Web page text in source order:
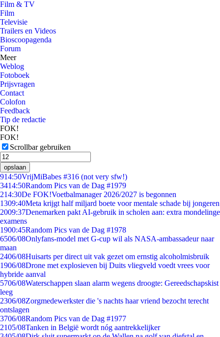
Film & TV
Film
Televisie
Trailers en Videos
Bioscoopagenda
Forum
Meer
Weblog
Fotoboek
Prijsvragen
Contact
Colofon
Feedback
Tip de redactie
FOK!
FOK!
Scrollbar gebruiken
opslaan
914:50VrijMiBabes #316 (not very sfw!)
3414:50Random Pics van de Dag #1979
214:30De FOK!Voetbalmanager 2026/2027 is begonnen
1309:40Meta krijgt half miljard boete voor mentale schade bij jongeren
2009:37Denemarken pakt AI-gebruik in scholen aan: extra mondelinge
examens
1900:45Random Pics van de Dag #1978
6506/08Onlyfans-model met G-cup wil als NASA-ambassadeur naar
maan
2406/08Huisarts per direct uit vak gezet om ernstig alcoholmisbruik
1906/08Drone met explosieven bij Duits vliegveld voedt vrees voor
hybride aanval
5706/08Waterschappen slaan alarm wegens droogte: Gereedschapskist
leeg
2306/08Zorgmedewerkster die 's nachts haar vriend bezocht terecht
ontslagen
3706/08Random Pics van de Dag #1977
2105/08Tanken in België wordt nóg aantrekkelijker